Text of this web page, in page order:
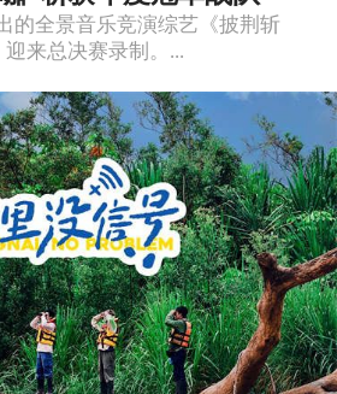
的全景音乐竞演综艺《披荆斩
迎来总决赛录制。...